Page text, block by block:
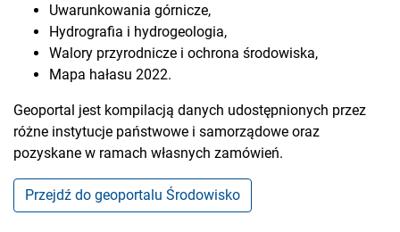
Uwarunkowania górnicze,
Hydrografia i hydrogeologia,
Walory przyrodnicze i ochrona środowiska,
Mapa hałasu 2022.
Geoportal jest kompilacją danych udostępnionych przez
różne instytucje państwowe i samorządowe oraz
pozyskane w ramach własnych zamówień.
Przejdź do geoportalu Środowisko